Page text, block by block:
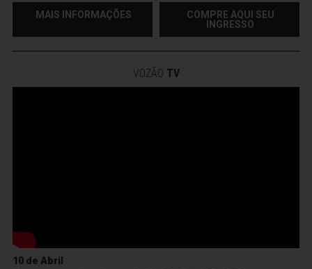
MAIS INFORMAÇÕES
COMPRE AQUI SEU
INGRESSO
VOZÃO TV
10 de Abril